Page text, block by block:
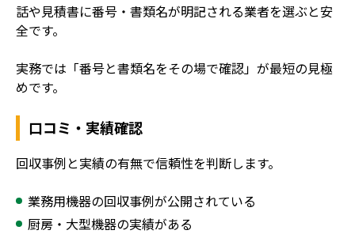
話や見積書に番号・書類名が明記される業者を選ぶと安
全です。
実務では「番号と書類名をその場で確認」が最短の見極
めです。
口コミ・実績確認
回収事例と実績の有無で信頼性を判断します。
業務用機器の回収事例が公開されている
厨房・大型機器の実績がある